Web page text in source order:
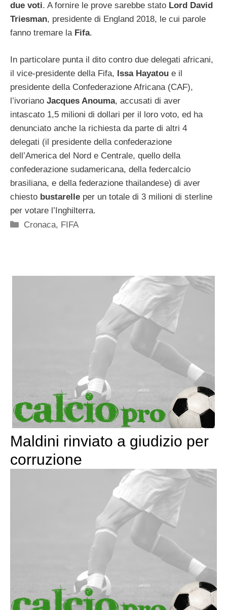
due voti. A fornire le prove sarebbe stato Lord David
Triesman, presidente di England 2018, le cui parole
fanno tremare la Fifa.
In particolare punta il dito contro due delegati africani,
il vice-presidente della Fifa, Issa Hayatou e il
presidente della Confederazione Africana (CAF),
l’ivoriano Jacques Anouma, accusati di aver
intascato 1,5 milioni di dollari per il loro voto, ed ha
denunciato anche la richiesta da parte di altri 4
delegati (il presidente della confederazione
dell’America del Nord e Centrale, quello della
confederazione sudamericana, della federcalcio
brasiliana, e della federazione thailandese) di aver
chiesto bustarelle per un totale di 3 milioni di sterline
per votare l’Inghilterra.
Categorie
Cronaca, FIFA
Maldini rinviato a giudizio per
corruzione